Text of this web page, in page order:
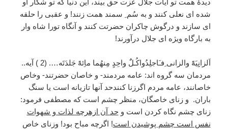
دیدۀ همت تو آیات جلال عزت حق بیند، این دنیا که تو شکار او
شده ای نعلی کنند و به سُم ِ سمند همت زنند! و عقبی را حلقه
ای سازند و درگوش چاکران حضرتت کنند و آنگاه تورا شاه وار
به بارگاه ویژه ای جلال درآورند!
اَلزانِِیَۀً والزانی ِفـَاجلِدُواکُـلٌَ واحِدٍ مِنهُما ماِئۀً جَلدَتَه…. (2 ) آیه..
مردمان سه گروه اند: عامه مردمند- و خاصان حضرتند- وخاص
خاصانند، عامه مردم اگرزنا کنندحد آنها تازیانه است یا سنگ
باران. و زنای خاصگان، منظر چشم است که مصطفی فرمود:
زنای چشم نگاه کردن است و حد آن ازهرچه لذات و شهوات
نفس است چشم پوشیدن است! اگرچه مباح بود! وزنای خاص